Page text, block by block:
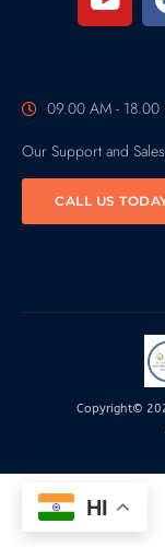
09.00 AM - 18.00
Our Support and
CALL US
Copyright©
HI